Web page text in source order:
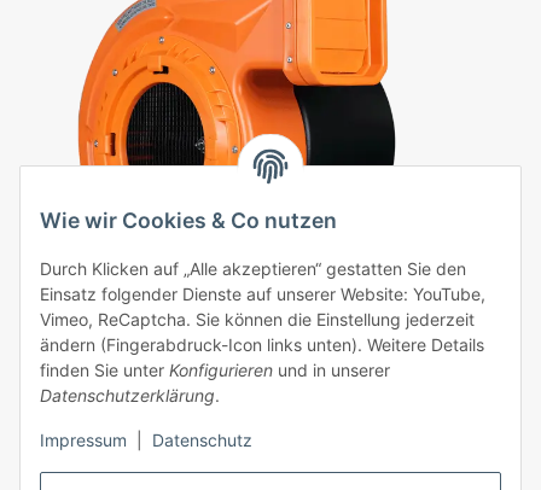
Wie wir Cookies & Co nutzen
Durch Klicken auf „Alle akzeptieren“ gestatten Sie den
Einsatz folgender Dienste auf unserer Website: YouTube,
Vimeo, ReCaptcha. Sie können die Einstellung jederzeit
ändern (Fingerabdruck-Icon links unten). Weitere Details
finden Sie unter Konfigurieren und in unserer
Datenschutzerklärung.
Impressum Datenschutz
Hüpfburg Gebläse Huawei 1,5 kW
159,00 €*